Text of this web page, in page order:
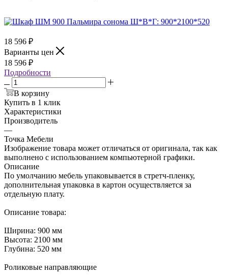
18 596 ₽
Варианты цен
18 596 ₽
Подробности
В корзину
Купить в 1 клик
Характеристики
Производитель
—
Точка Мебели
Изображение товара может отличаться от оригинала, так как
выполнено с использованием компьютерной графики.
Описание
По умолчанию мебель упаковывается в стретч-пленку,
дополнительная упаковка в картон осуществляется за
отдельную плату.
Описание товара:
Ширина: 900 мм
Высота: 2100 мм
Глубина: 520 мм
Роликовые направляющие